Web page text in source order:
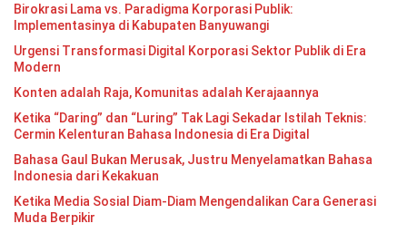
Birokrasi Lama vs. Paradigma Korporasi Publik:
Implementasinya di Kabupaten Banyuwangi
Urgensi Transformasi Digital Korporasi Sektor Publik di Era
Modern
Konten adalah Raja, Komunitas adalah Kerajaannya
Ketika “Daring” dan “Luring” Tak Lagi Sekadar Istilah Teknis:
Cermin Kelenturan Bahasa Indonesia di Era Digital
Bahasa Gaul Bukan Merusak, Justru Menyelamatkan Bahasa
Indonesia dari Kekakuan
Ketika Media Sosial Diam-Diam Mengendalikan Cara Generasi
Muda Berpikir